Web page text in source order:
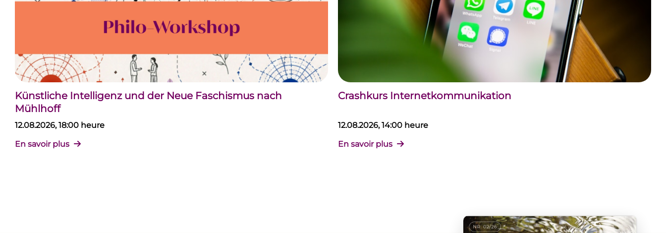
Künstliche Intelligenz und der Neue Faschismus nach
Mühlhoff
12.08.2026, 18:00 heure
En savoir plus
Crashkurs Internetkommunikation
12.08.2026, 14:00 heure
En savoir plus